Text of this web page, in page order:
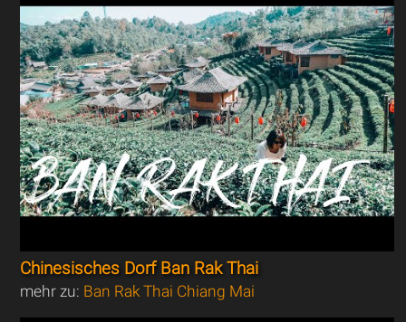
Chinesisches Dorf Ban Rak Thai
mehr zu: Ban Rak Thai Chiang Mai